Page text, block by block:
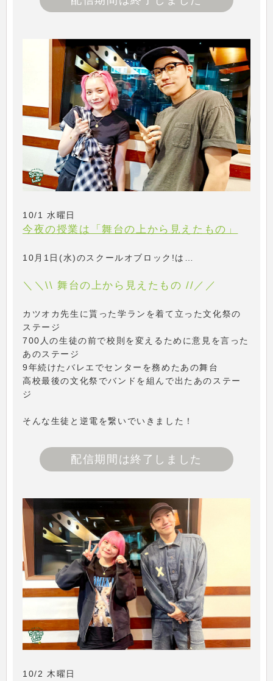
10/1 水曜日
今夜の授業は「舞台の上から見えたもの」
10月1日(水)のスクールオブロック!は…
＼＼\\ 舞台の上から見えたもの //／／
カツオカ先生に貰った学ランを着て立った文化祭の
ステージ
700人の生徒の前で校則を変えるために意見を言った
あのステージ
9年続けたバレエでセンターを務めたあの舞台
高校最後の文化祭でバンドを組んで出たあのステー
ジ
そんな生徒と逆電を繋いでいきました！
配信期間は終了しました
10/2 木曜日